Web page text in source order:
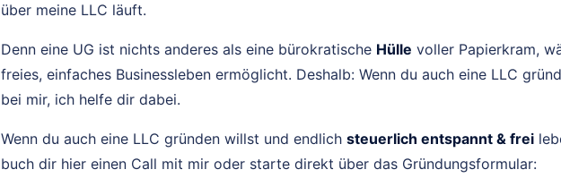
über meine LLC läuft.
Denn eine UG ist nichts anderes als eine bürokratische Hülle voller Papierkram,
freies, einfaches Businessleben ermöglicht. Deshalb: Wenn du auch eine LLC
bei mir, ich helfe dir dabei.
Wenn du auch eine LLC gründen willst und endlich steuerlich entspannt & frei
buch dir hier einen Call mit mir oder starte direkt über das Gründungsformular: